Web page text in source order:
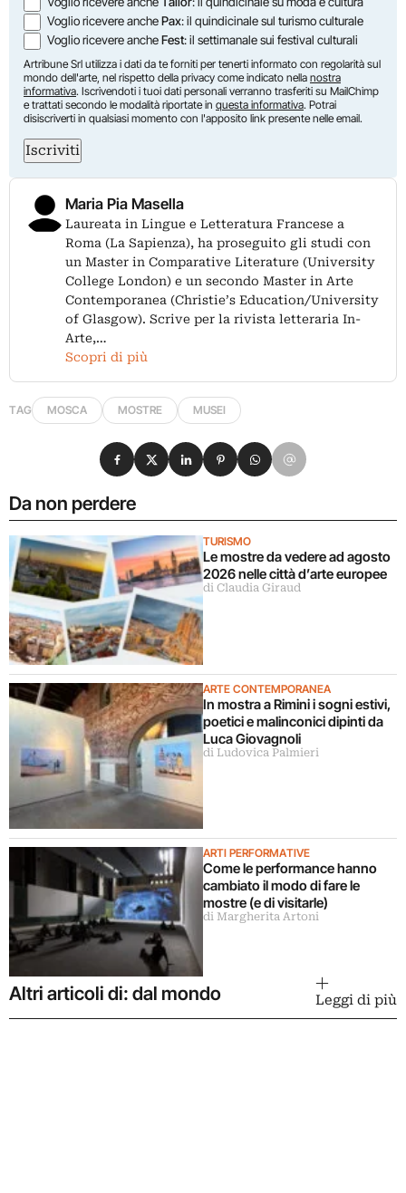
Voglio ricevere anchePax: il quindicinale sul turismo culturale
Voglio ricevere ancheFest: il settimanale sui festival culturali
Artribune Srl utilizza i dati da te forniti per tenerti informato con regolarità sul
mondo dell'arte, nel rispetto della privacy come indicato nella nostra
informativa. Iscrivendoti i tuoi dati personali verranno trasferiti su MailChimp
e trattati secondo le modalità riportate in questa informativa. Potrai
disiscriverti in qualsiasi momento con l'apposito link presente nelle email.
Iscriviti
Maria Pia Masella
Laureata in Lingue e Letteratura Francese a
Roma (La Sapienza), ha proseguito gli studi con
un Master in Comparative Literature (University
College London) e un secondo Master in Arte
Contemporanea (Christie’s Education/University
of Glasgow). Scrive per la rivista letteraria In-
Arte,…
Scopri di più
TAG MOSCA MOSTRE MUSEI
Da non perdere
TURISMO
Le mostre da vedere ad agosto
2026 nelle città d’arte europee
di Claudia Giraud
ARTE CONTEMPORANEA
In mostra a Rimini i sogni estivi,
poetici e malinconici dipinti da
Luca Giovagnoli
di Ludovica Palmieri
ARTI PERFORMATIVE
Come le performance hanno
cambiato il modo di fare le
mostre (e di visitarle)
di Margherita Artoni
Condividi su Facebook
Condividi su X
Condividi su LinkedIn
Condividi su Pinterest
Condividi su WhatsApp
Condividi su Email
Altri articoli di: dal mondo Leggi di più